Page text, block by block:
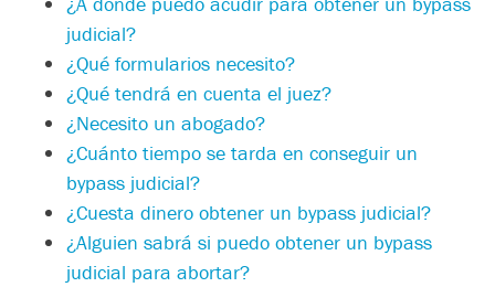
judicial?
¿Qué formularios necesito?
¿Qué tendrá en cuenta el juez?
¿Necesito un abogado?
¿Cuánto tiempo se tarda en conseguir un
bypass judicial?
¿Cuesta dinero obtener un bypass judicial?
¿Alguien sabrá si puedo obtener un bypass
judicial para abortar?